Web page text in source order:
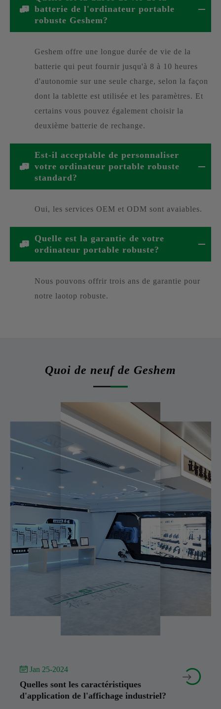
batterie de l'ordinateur portable
robuste Geshem?
Geshem offre une longue durée de vie de la
batterie qui peut fournir jusqu'à 8 à 10 heures
d'autonomie sur une seule charge, selon la façon
dont la tablette est utilisée et les paramètres. Et
certains vous pouvez également choisir la
deuxième batterie de rechange.
Est-il acceptable de personnaliser
votre ordinateur portable robuste
standard?
Oui, les services OEM et ODM sont avaiables.
Quelle est la garantie de votre
ordinateur portable robuste?
Nous pouvons offrir trois ans de garantie pour
notre laotop robuste.
Quoi de neuf de Geshem
 Jan 25-2024
Quelles sont les caractéristiques
d'application de l'affichage industriel?

